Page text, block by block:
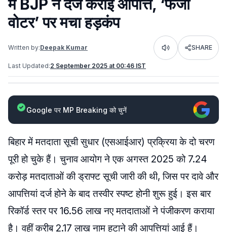
में BJP ने दर्ज कराई आपत्ति, ‘फर्जी
वोटर’ पर मचा हड़कंप
Written by:Deepak Kumar Listen SHARE
Last Updated:2 September 2025 at 00:46 IST
Google पर MP Breaking को चुनें
बिहार में मतदाता सूची सुधार (एसआईआर) प्रक्रिया के दो चरण
पूरी हो चुके हैं। चुनाव आयोग ने एक अगस्त 2025 को 7.24
करोड़ मतदाताओं की ड्राफ्ट सूची जारी की थी, जिस पर दावे और
आपत्तियां दर्ज होने के बाद तस्वीर स्पष्ट होनी शुरू हुई। इस बार
रिकॉर्ड स्तर पर 16.56 लाख नए मतदाताओं ने पंजीकरण कराया
है। वहीं करीब 2.17 लाख नाम हटाने की आपत्तियां आई हैं।